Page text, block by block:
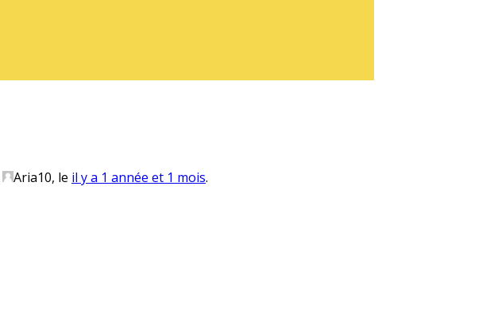
Aria10, le il y a 1 année et 1 mois.